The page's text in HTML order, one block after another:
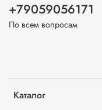
Каталог
+79059056171
По всем вопросам